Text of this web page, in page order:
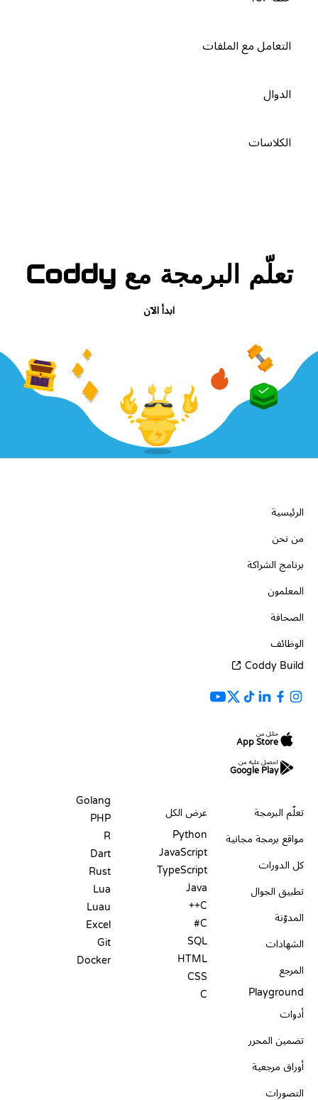
التعامل مع الملفات
الدوال
الكلاسات
تعلّم البرمجة مع Coddy
ابدأ الآن
الرئيسية
من نحن
برنامج الشراكة
المعلمون
الصحافة
الوظائف
Coddy Build
حمّل من
App Store
احصل عليه من
Google Play
تعلّم البرمجة
مواقع برمجة مجانية
كل الدورات
تطبيق الجوال
المدوّنة
الشهادات
المرجع
Playground
أدوات
تضمين المحرر
أوراق مرجعية
التصورات
عرض الكل
Python
JavaScript
TypeScript
Java
C++
C#
SQL
HTML
CSS
C
Golang
PHP
R
Dart
Rust
Lua
Luau
Excel
Git
Docker